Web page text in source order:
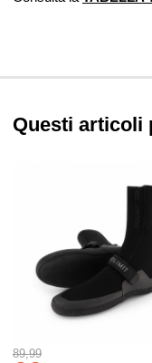
Questi articoli
89,99